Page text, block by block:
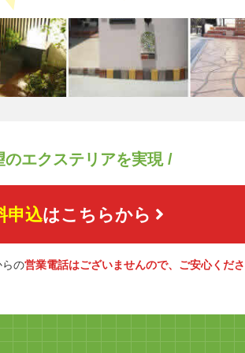
のエクステリアを実現 /
申込はこちらから
の営業電話はございませんので、ご安心くだ